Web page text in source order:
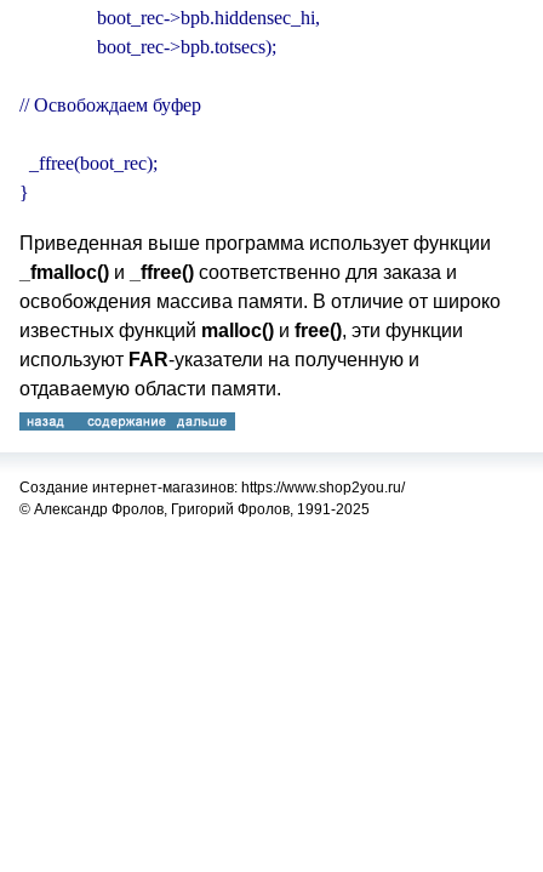
                boot_rec->bpb.hiddensec_hi,
                boot_rec->bpb.totsecs);
// Освобождаем буфер
  _ffree(boot_rec);
}
Приведенная выше программа использует функции
_fmalloc() и _ffree() соответственно для заказа и
освобождения массива памяти. В отличие от широко
известных функций malloc() и free(), эти функции
используют FAR-указатели на полученную и
отдаваемую области памяти.
Создание интернет-магазинов: https://www.shop2you.ru/
© Александр Фролов, Григорий Фролов, 1991-2025